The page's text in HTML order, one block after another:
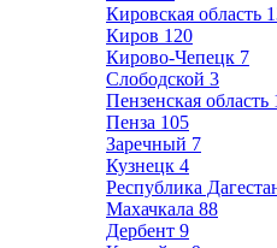
Кировская область
Киров 120
Кирово-Чепецк 7
Слободской 3
Пензенская область
Пенза 105
Заречный 7
Кузнецк 4
Республика
Махачкала 88
Дербент 9